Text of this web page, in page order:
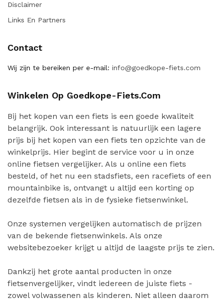
Disclaimer
Links En Partners
Contact
Wij zijn te bereiken per e-mail: info@goedkope-fiets.com
Winkelen Op Goedkope-Fiets.com
Bij het kopen van een fiets is een goede kwaliteit
belangrijk. Ook interessant is natuurlijk een lagere
prijs bij het kopen van een fiets ten opzichte van de
winkelprijs. Hier begint de service voor u in onze
online fietsen vergelijker. Als u online een fiets
besteld, of het nu een stadsfiets, een racefiets of een
mountainbike is, ontvangt u altijd een korting op
dezelfde fietsen als in de fysieke fietsenwinkel.
Onze systemen vergelijken automatisch de prijzen
van de bekende fietsenwinkels. Als onze
websitebezoeker krijgt u altijd de laagste prijs te zien.
Dankzij het grote aantal producten in onze
fietsenvergelijker, vindt iedereen de juiste fiets -
zowel volwassenen als kinderen. Niet alleen daarom